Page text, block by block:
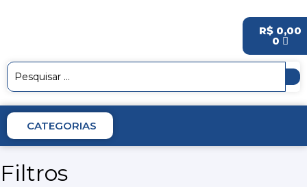
R$0,00
0
CATEGORIAS
Filtros